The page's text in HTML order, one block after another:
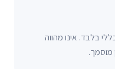
בלבד. אינו מהווה
מוסמך.